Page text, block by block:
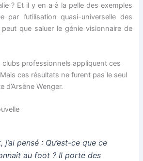
? Et il y en a à la pelle des exemples
par l’utilisation quasi-universelle des
que saluer le génie visionnaire de
clubs professionnels appliquent ces
ces résultats ne furent pas le seul
d’Arsène Wenger.
j’ai pensé : Qu’est-ce que ce
au foot ? Il porte des